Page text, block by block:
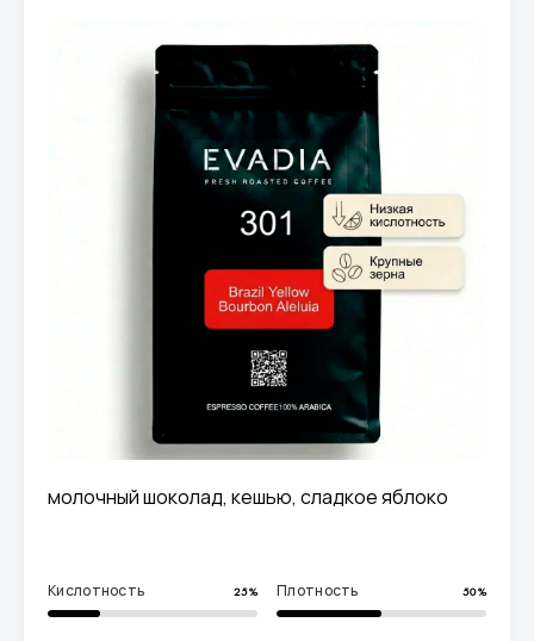
молочный шоколад, кешью, сладкое яблоко
Кислотность 25% Плотность 50%